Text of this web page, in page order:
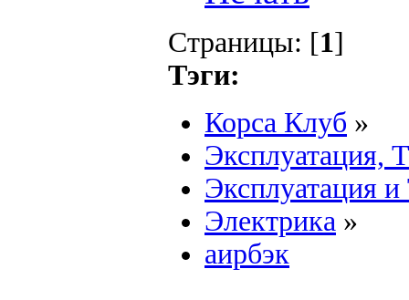
Страницы: [1]
Тэги:
Корса Клуб »
Эксплуатация,
Эксплуатация
Электрика »
аирбэк